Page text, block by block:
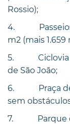
Rossio);
4. Passeios
m2 (mais
5. Ciclovia
de São João;
6. Praça de
sem
7. Parque de